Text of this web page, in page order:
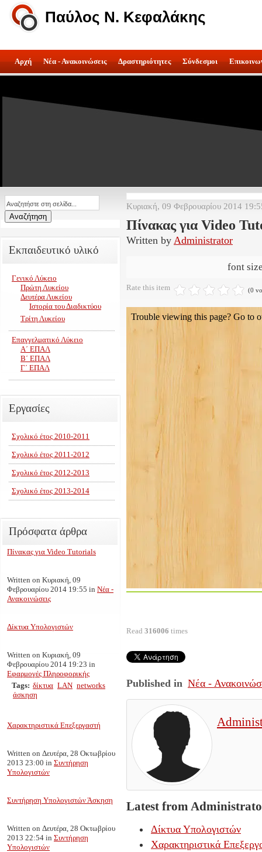
Παύλος Ν. Κεφαλάκης
Αρχή Νέα - Ανακοινώσεις Δραστηριότητες Σύνδεσμοι
Εκπαιδευτικό υλικό
Γενικό Λύκειο
Πρώτη Λυκείου
Δευτέρα Λυκείου
Ιστορία του Διαδικτύου
Τρίτη Λυκείου
Επαγγελματικό Λύκειο
Α΄ ΕΠΑΛ
Β΄ ΕΠΑΛ
Γ΄ ΕΠΑΛ
Εργασίες
Σχολικό έτος 2010-2011
Σχολικό έτος 2011-2012
Σχολικό έτος 2012-2013
Σχολικό έτος 2013-2014
Πρόσφατα άρθρα
Πίνακας για Video Tutorials
Written on Κυριακή, 09
Φεβρουαρίου 2014 19:55 in Νέα -
Ανακοινώσεις
Δίκτυα Υπολογιστών
Written on Κυριακή, 09
Φεβρουαρίου 2014 19:23 in
Εφαρμογές Πληροφορικής
Tags: δίκτυα LAN networks
άσκηση
Χαρακτηριστικά Επεξεργαστή
Written on Δευτέρα, 28 Οκτωβρίου
2013 23:00 in Συντήρηση
Υπολογιστών
Συντήρηση Υπολογιστών Άσκηση
Written on Δευτέρα, 28 Οκτωβρίου
2013 22:54 in Συντήρηση
Υπολογιστών
Κυριακή, 09 Φεβρουαρίου 2014
Πίνακας για Video
Written by Administrator
font
Rate this item (0
Read 316006 times
Published in Νέα -
Latest from
Δίκτυα Υπολογιστών
Χαρακτηριστικά